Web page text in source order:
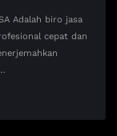
Adalah biro jasa
cepat dan